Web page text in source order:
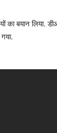
बयान लिया.